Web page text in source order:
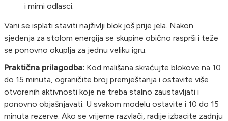
i mirni odlasci.
Vani se isplati staviti najživlji blok još prije jela. Nakon
sjedenja za stolom energija se skupine obično rasprši i teže
se ponovno okuplja za jednu veliku igru.
Praktična prilagodba: Kod mališana skraćujte blokove na 10
do 15 minuta, ograničite broj premještanja i ostavite više
otvorenih aktivnosti koje ne treba stalno zaustavljati i
ponovno objašnjavati. U svakom modelu ostavite i 10 do 15
minuta rezerve. Ako se vrijeme razvlači, radije izbacite zadnju